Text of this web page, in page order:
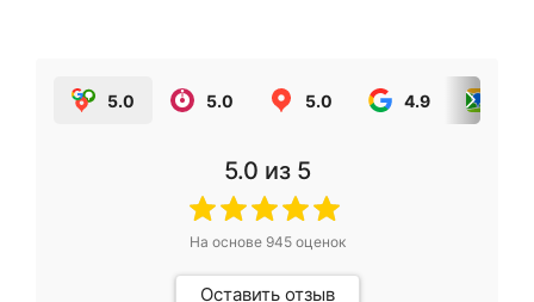
5.0 5.0 5.0 4.9
5.0 из 5
На основе 945оценок
Оставить отзыв